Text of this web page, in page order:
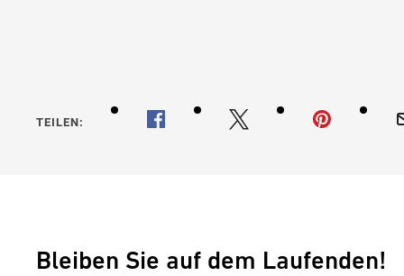
TEILEN:
Bleiben Sie auf dem Laufenden!